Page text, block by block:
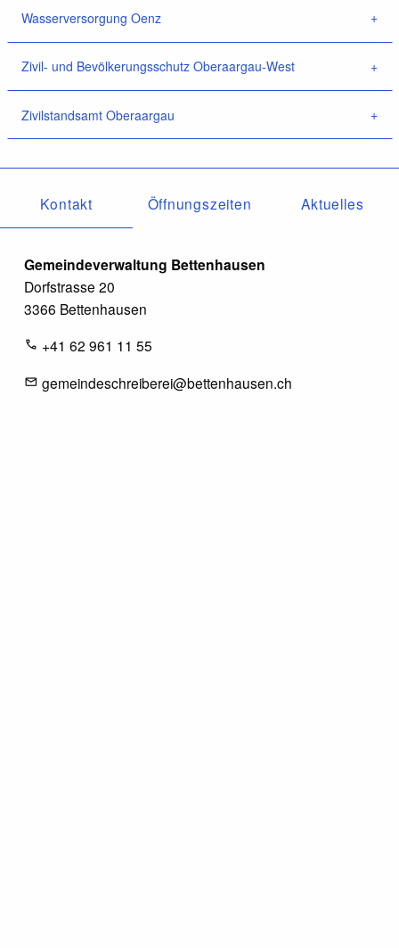
Wasserversorgung Oenz
Zivil- und Bevölkerungsschutz Oberaargau-West
Zivilstandsamt Oberaargau
Kontakt Öffnungszeiten Aktuelles
Gemeindeverwaltung Bettenhausen
Dorfstrasse 20
3366 Bettenhausen
+41 62 961 11 55
gemeindeschreiberei@bettenhausen.ch